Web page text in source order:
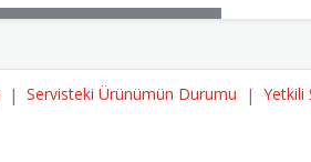
Servisteki Ürünümün Durumu Yetkili